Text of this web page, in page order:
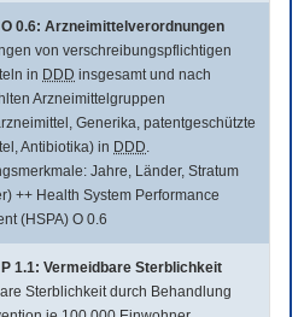
O 0.6: Arzneimittelverordnungen
von verschreibungspflichtigen
in DDD insgesamt und nach
Arzneimittelgruppen
Generika, patentgeschützte
Antibiotika) in DDD.
Jahre, Länder, Stratum
++ Health System Performance
(HSPA) O 0.6
1.1: Vermeidbare Sterblichkeit
Sterblichkeit durch Behandlung